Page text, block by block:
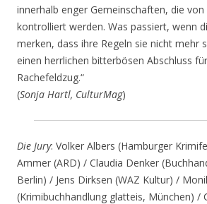
innerhalb enger Gemeinschaften, die
kontrolliert werden. Was passiert, wenn
merken, dass ihre Regeln sie nicht mehr
einen herrlichen bitterbösen Abschluss
Rachefeldzug.“
(Sonja Hartl, CulturMag)
Die Jury: Volker Albers (Hamburger
Ammer (ARD) / Claudia Denker
Berlin) / Jens Dirksen (WAZ Kultur) /
(Krimibuchhandlung glatteis, München) /